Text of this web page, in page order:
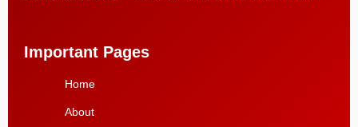
Important Pages
Home
About